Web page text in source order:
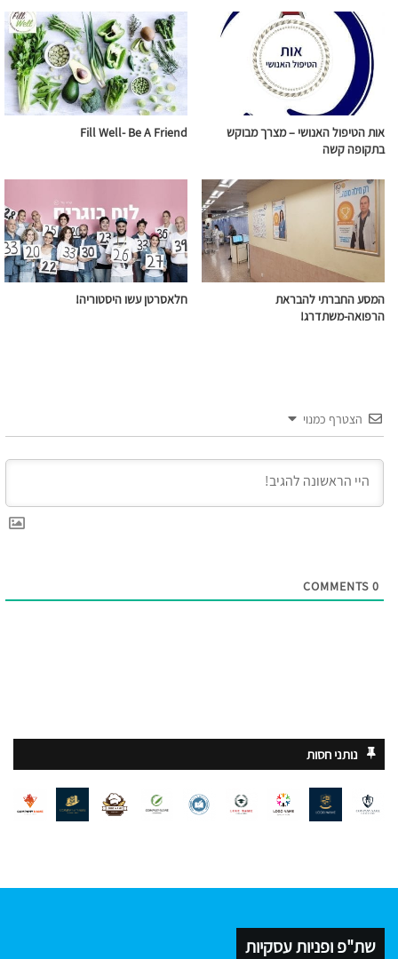
אות הטיפול האנושי – מצרך מבוקש
בתקופה קשה
Fill Well- Be A Friend
המסע החברתי להבראת
הרפואה-משתדרג!
חלאסרטן עשו היסטוריה!
הצטרף כמנוי
0
נותני חסות
שת"פ ופניות עסקיות